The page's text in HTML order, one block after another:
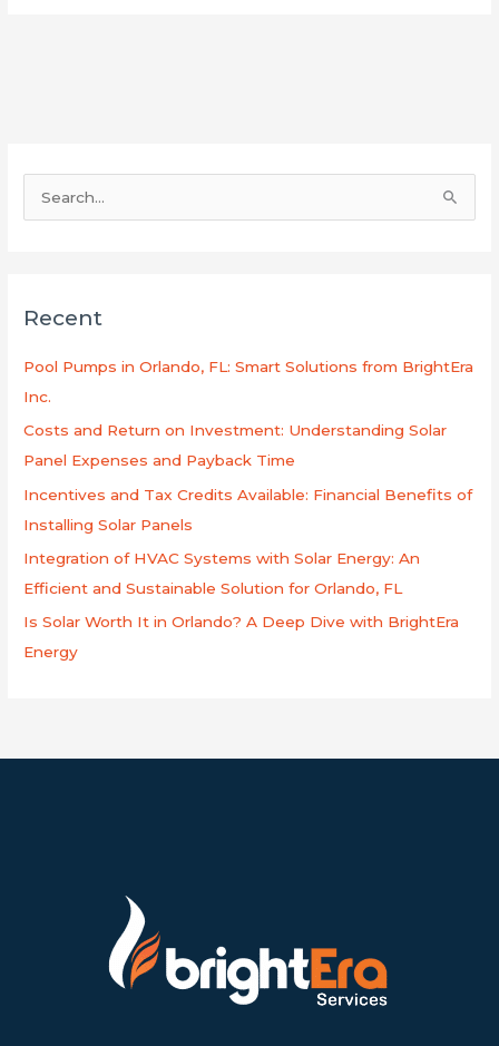
a
Recent
Pool Pumps in Orlando, FL: Smart Solutions from BrightEra
Inc.
Costs and Return on Investment: Understanding Solar
Panel Expenses and Payback Time
Incentives and Tax Credits Available: Financial Benefits of
Installing Solar Panels
Integration of HVAC Systems with Solar Energy: An
Efficient and Sustainable Solution for Orlando, FL
Is Solar Worth It in Orlando? A Deep Dive with BrightEra
Energy